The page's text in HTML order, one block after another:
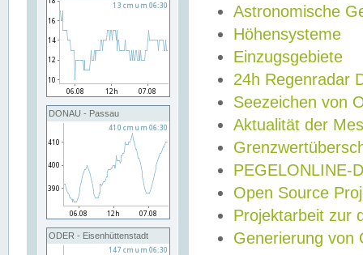
DONAU - Passau
ODER - Eisenhüttenstadt
Astronomische
Höhensysteme
Einzugsgebiete
24h Regenradar
Seezeichen von
Aktualität der
PEGELONLINE-
Open Source
Projektarbeit zur
Generierung von